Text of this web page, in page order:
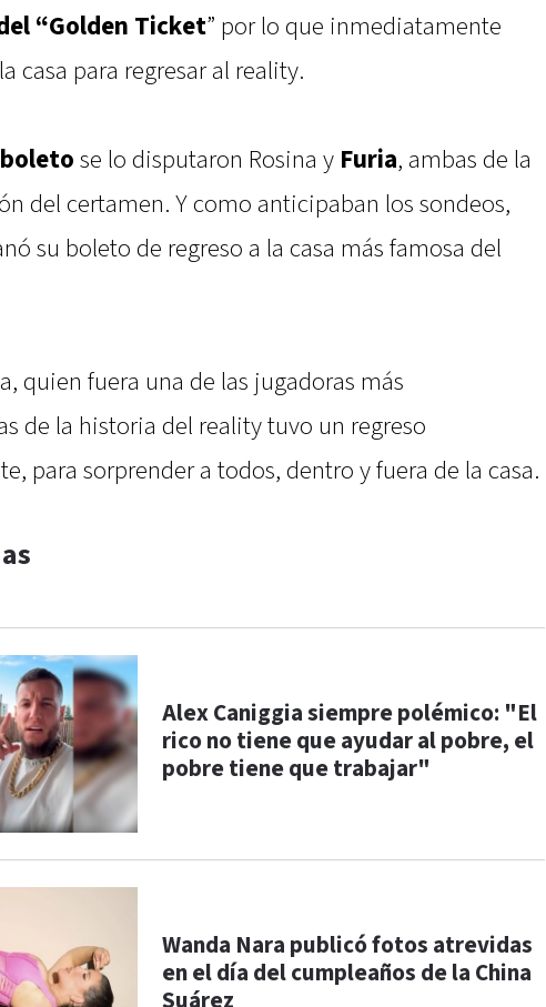
“Golden Ticket” por lo que inmediatamente
casa para regresar al reality.
se lo disputaron Rosina y Furia, ambas de la
del certamen. Y como anticipaban los sondeos,
su boleto de regreso a la casa más famosa del
quien fuera una de las jugadoras más
de la historia del reality tuvo un regreso
para sorprender a todos, dentro y fuera de la casa.
Alex Caniggia siempre polémico: "El
rico no tiene que ayudar al pobre, el
pobre tiene que trabajar"
Wanda Nara publicó fotos atrevidas
en el día del cumpleaños de la China
Suárez